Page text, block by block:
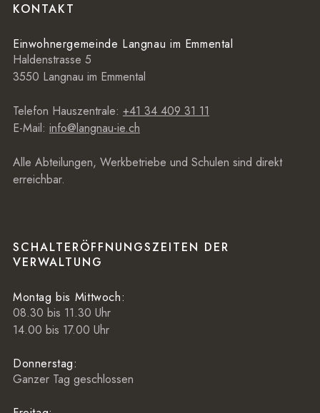
KONTAKT
Einwohnergemeinde Langnau im Emmental
Haldenstrasse 5
3550 Langnau im Emmental
Telefon Hauszentrale: +41 34 409 31 11
E-Mail: info@langnau-ie.ch
Alle Abteilungen, Werkbetriebe und Schulen sind direkt
erreichbar.
SCHALTERÖFFNUNGSZEITEN DER
VERWALTUNG
Montag bis Mittwoch:
08.30 bis 11.30 Uhr
14.00 bis 17.00 Uhr
Donnerstag:
Ganzer Tag geschlossen